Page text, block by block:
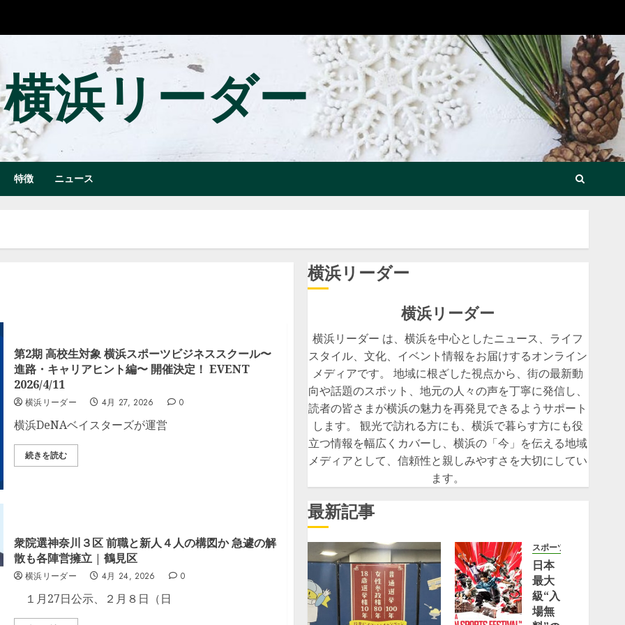
横浜リーダー
特徴 ニュース
第2期 高校生対象 横浜スポーツビジネススクール〜
進路・キャリアヒント編〜 開催決定！ EVENT
2026/4/11
横浜リーダー 4月 27, 2026 0
横浜DeNAベイスターズが運営
続きを読む
衆院選神奈川３区 前職と新人４人の構図か 急遽の解
散も各陣営擁立 | 鶴見区
横浜リーダー 4月 24, 2026 0
１月27日公示、２月８日（日
横浜リーダー
横浜リーダー
横浜リーダー は、横浜を中心としたニュース、ライフ
スタイル、文化、イベント情報をお届けするオンライン
メディアです。 地域に根ざした視点から、街の最新動
向や話題のスポット、地元の人々の声を丁寧に発信し、
読者の皆さまが横浜の魅力を再発見できるようサポート
します。 観光で訪れる方にも、横浜で暮らす方にも役
立つ情報を幅広くカバーし、横浜の「今」を伝える地域
メディアとして、信頼性と親しみやすさを大切にしてい
ます。
最新記事
スポーツ
日本
最大
級“入
場無